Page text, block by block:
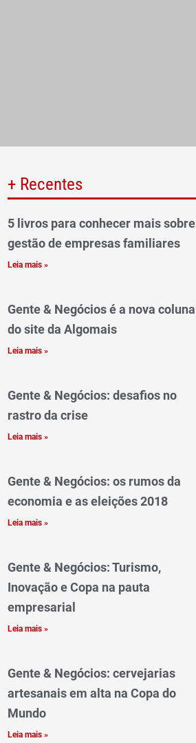
+ Recentes
5 livros para conhecer mais sobre
gestão de empresas familiares
Leia mais »
Gente & Negócios é a nova coluna
do site da Algomais
Leia mais »
Gente & Negócios: desafios no
rastro da crise
Leia mais »
Gente & Negócios: os rumos da
economia e as eleições 2018
Leia mais »
Gente & Negócios: Turismo,
Inovação e Copa na pauta
empresarial
Leia mais »
Gente & Negócios: cervejarias
artesanais em alta na Copa do
Mundo
Leia mais »